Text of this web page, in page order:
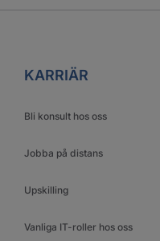
KARRIÄR
Bli konsult hos oss
Jobba på distans
Upskilling
Vanliga IT-roller hos oss